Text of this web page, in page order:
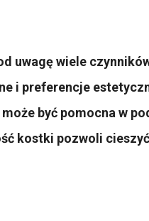
uwagę wiele
i preferencje
być pomocna w
kostki pozwoli